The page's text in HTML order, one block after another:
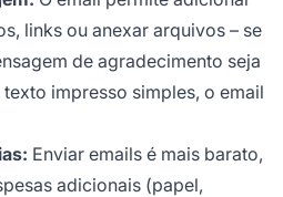
links ou anexar arquivos – se
de agradecimento seja
impresso simples, o email
Enviar emails é mais barato,
adicionais (papel,